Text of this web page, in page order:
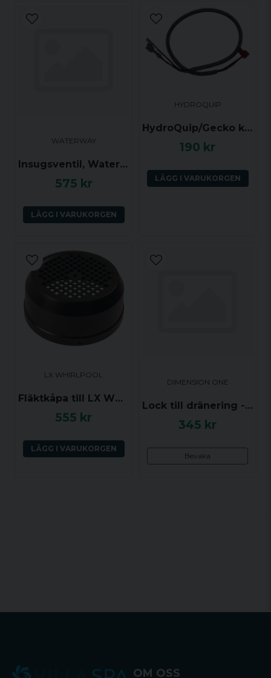
WATERWAY
Insugsventil, Waterway Hi-Flo 1.5 tum, Grått galler
575 kr
LÄGG I VARUKORGEN
HYDROQUIP
HydroQuip/Gecko kabel till tryckgivare, 9920-400997
190 kr
LÄGG I VARUKORGEN
LX WHIRLPOOL
Fläktkåpa till LX WP200/250/300 (178 diameter)
555 kr
LÄGG I VARUKORGEN
DIMENSION ONE
Lock till dränering - Dimension One, Vit
345 kr
Bevaka
OM OSS